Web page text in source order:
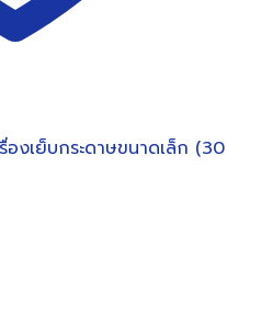
องเย็บกระดาษขนาดเล็ก (30